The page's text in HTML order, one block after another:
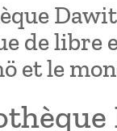
de libre
et le